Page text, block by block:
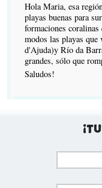
Hola Maria, esa
playas buenas para
formaciones
modos las playas
d'Ajuda)y Río da
grandes, sólo que
Saludos!